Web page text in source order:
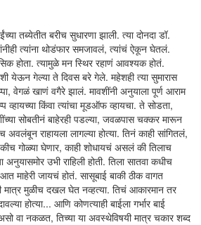
तब्येतीत बरीच सुधारणा झाली. त्या दोनदा डॉ.
त्यांना थोडंफार समजावलं, त्यांचं ऐकून घेतलं.
होता. त्यामुळे मन स्थिर रहाणं आवश्यक होतं.
येऊन गेल्या ते दिवस बरे गेले. महेशही त्या सुमारास
वेगळं खाणं वगैरे झालं. मावशींनी अनुयाला पूर्ण आराम
व्हायच्या किंवा त्यांचा मूडऑफ व्हायचा. ते सोडता,
सोबतीनं बाहेरही पडल्या, जवळपास चक्कर मारून
राहायला लागल्या होत्या. तिनं काही सांगितलं,
गोळ्या घेणार, काही शोधायचं असलं की तिलाच
उभी राहिली होती. तिला सातवा कधीच
माहेरी जायचं होतं. सासूबाई बाकी ठीक वागत
मात्र मुळीच दखल घेत नव्हत्या. तिचं आकारमान तर
होत्या... आणि कोणत्याही बाईला गर्भार बाई
वा नकळत, तिच्या या अवस्थेविषयी मात्र चकार शब्द